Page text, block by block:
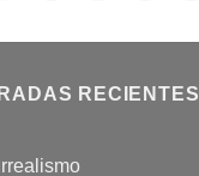
RECIENTES